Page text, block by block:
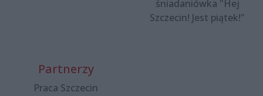
śniadaniówka "Hej
Szczecin! Jest piątek!"
Partnerzy
Praca Szczecin